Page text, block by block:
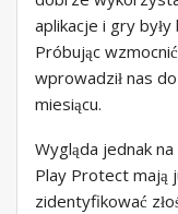
aplikacje i gry
Próbując
wprowadził nas
miesiącu.
Wygląda jednak
Play Protect mają
zidentyfikować